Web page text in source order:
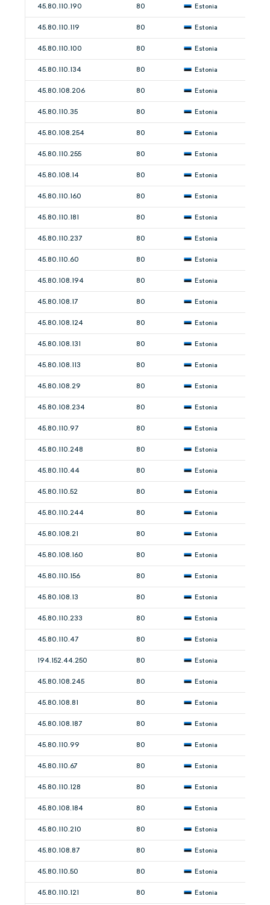
45.80.110.190 80 Estonia
45.80.110.119 80 Estonia
45.80.110.100 80 Estonia
45.80.110.134 80 Estonia
45.80.108.206 80 Estonia
45.80.110.35 80 Estonia
45.80.108.254 80 Estonia
45.80.110.255 80 Estonia
45.80.108.14 80 Estonia
45.80.110.160 80 Estonia
45.80.110.181 80 Estonia
45.80.110.237 80 Estonia
45.80.110.60 80 Estonia
45.80.108.194 80 Estonia
45.80.108.17 80 Estonia
45.80.108.124 80 Estonia
45.80.108.131 80 Estonia
45.80.108.113 80 Estonia
45.80.108.29 80 Estonia
45.80.108.234 80 Estonia
45.80.110.97 80 Estonia
45.80.110.248 80 Estonia
45.80.110.44 80 Estonia
45.80.110.52 80 Estonia
45.80.110.244 80 Estonia
45.80.108.21 80 Estonia
45.80.108.160 80 Estonia
45.80.110.156 80 Estonia
45.80.108.13 80 Estonia
45.80.110.233 80 Estonia
45.80.110.47 80 Estonia
194.152.44.250 80 Estonia
45.80.108.245 80 Estonia
45.80.108.81 80 Estonia
45.80.108.187 80 Estonia
45.80.110.99 80 Estonia
45.80.110.67 80 Estonia
45.80.110.128 80 Estonia
45.80.108.184 80 Estonia
45.80.110.210 80 Estonia
45.80.108.87 80 Estonia
45.80.110.50 80 Estonia
45.80.110.121 80 Estonia